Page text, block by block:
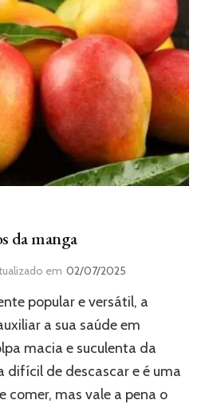
da manga
em 02/07/2025
popular e versátil, a
a sua saúde em
macia e suculenta da
de descascar e é uma
comer, mas vale a pena o